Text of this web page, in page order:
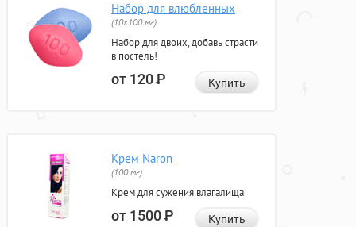
Набор для влюбленных
(10х100 мг)
Набор для двоих, добавь страсти
в постель!
от 120Р Купить
Крем Naron
(100 мг)
Крем для сужения влагалища
от 1500Р Купить